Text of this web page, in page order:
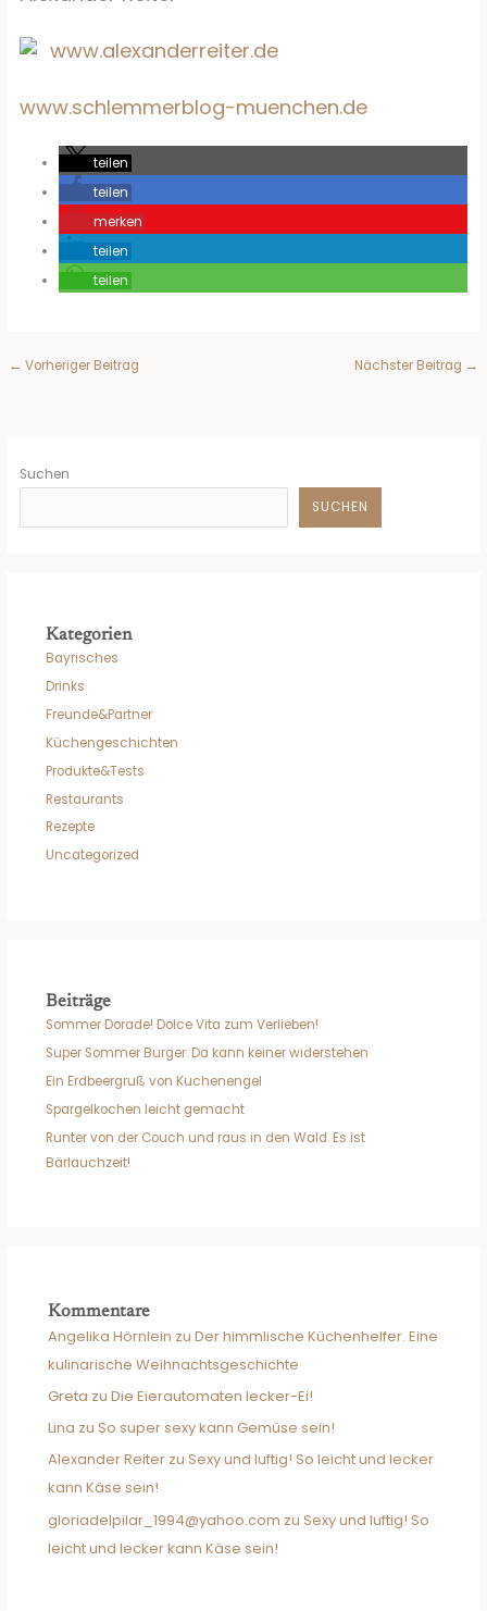
www.alexanderreiter.de
www.schlemmerblog-muenchen.de
teilen
teilen
merken
teilen
teilen
← Vorheriger Beitrag Nächster Beitrag →
Suchen
SUCHEN
Kategorien
Bayrisches
Drinks
Freunde&Partner
Küchengeschichten
Produkte&Tests
Restaurants
Rezepte
Uncategorized
Beiträge
Sommer Dorade! Dolce Vita zum Verlieben!
Super Sommer Burger. Da kann keiner widerstehen
Ein Erdbeergruß von Kuchenengel
Spargelkochen leicht gemacht
Runter von der Couch und raus in den Wald. Es ist
Bärlauchzeit!
Kommentare
Angelika Hörnlein zuDer himmlische Küchenhelfer. Eine
kulinarische Weihnachtsgeschichte
Greta zuDie Eierautomaten lecker-Ei!
Lina zu So super sexy kann Gemüse sein!
Alexander Reiter zu Sexy und luftig! So leicht und lecker
kann Käse sein!
gloriadelpilar_1994@yahoo.com zu Sexy und luftig! So
leicht und lecker kann Käse sein!